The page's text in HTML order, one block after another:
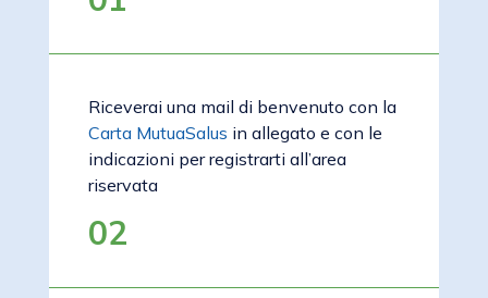
Riceverai una mail di benvenuto con la
Carta MutuaSalus in allegato e con le
indicazioni per registrarti all’area
riservata
02